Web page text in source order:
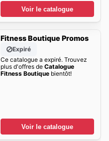
Voir le catalogue
Fitness Boutique Promos
Expiré
Ce catalogue a expiré. Trouvez
plus d'offres de Catalogue
Fitness Boutiquebientôt!
Voir le catalogue